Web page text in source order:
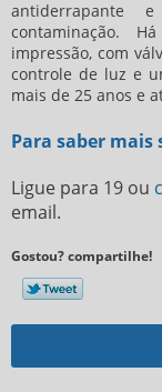
antiderrapante
contaminação.
impressão, com
controle de luz e
mais de 25 anos e
Para saber mais
Ligue para 19 ou
email.
Gostou? compartilhe!